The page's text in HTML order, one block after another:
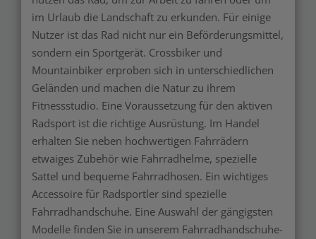
im Urlaub die Landschaft zu erkunden. Für einige
Nutzer ist das Rad nicht nur ein Beförderungsmittel,
sondern ein Sportgerät. Crossbiker und
Mountainbiker erproben sich in unterschiedlichen
Geländen und machen die Natur zu ihrem
Fitnessstudio. Eine Voraussetzung für den aktiven
Radsport ist die richtige Ausrüstung. Im Handel
erhalten Sie neben hochwertigen Fahrrädern
etwaiges Zubehör wie Fahrradhelme, spezielle
Sattel und bequeme Fahrradhosen. Ein wichtiges
Accessoire für Radsportler sind spezielle
Fahrradhandschuhe. Eine Auswahl der gängigsten
Modelle finden Sie in unserem Fahrradhandschuhe-